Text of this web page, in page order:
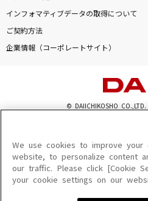
インフォマティブデータの取得について
ご契約方法
企業情報（コーポレートサイト）
© DAIICHIKOSHO CO.,LTD.
このサイトに掲載されている一切の文章・画
を問わず、著作権法の定める範囲を超えて無
を禁じます。
楽曲及びコンテンツは、機種によりご利用い
楽曲及びコンテンツの配信日、配信内容が変更
We use cookies to improve your
website, to personalize content
our traffic. Please click [Cookie
your cookie settings on our